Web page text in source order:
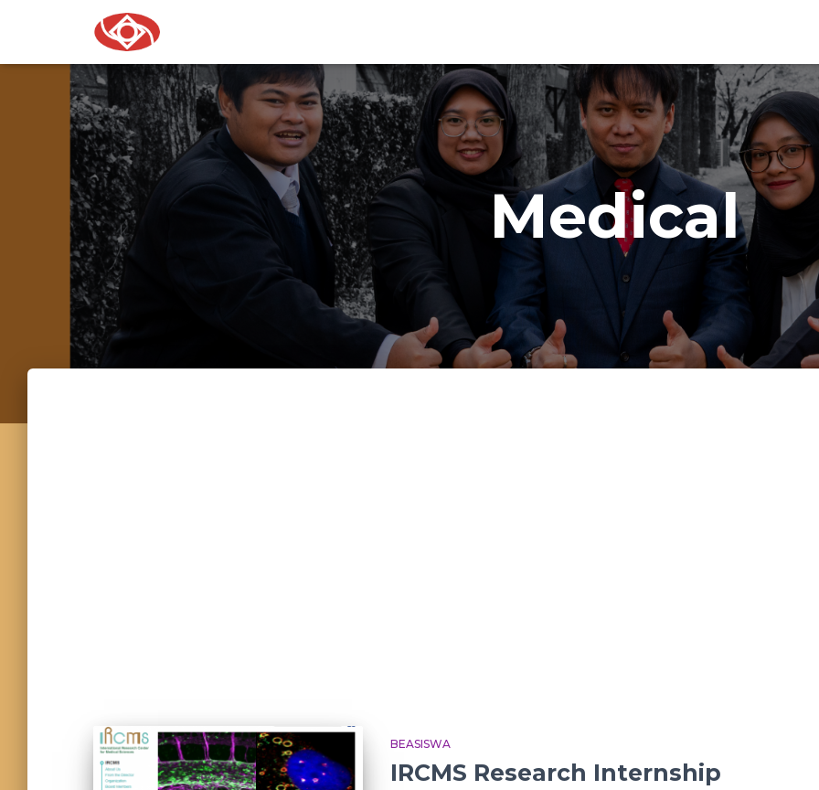
Medical
BEASISWA
IRCMS Research Internship